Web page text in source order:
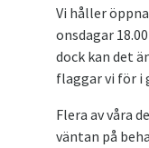
Vi håller
onsdagar
dock kan det
flaggar vi för i
Flera av våra
väntan på